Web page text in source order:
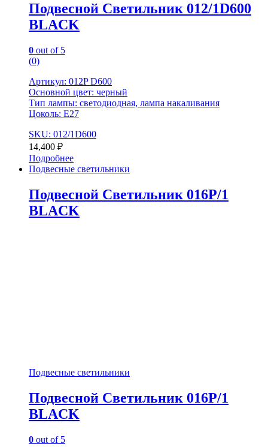
Подвесной Светильник 012/1D600
BLACK
0 out of 5
(0)
Артикул: 012P D600
Основной цвет: черный
Тип лампы: светодиодная, лампа накаливания
Цоколь: E27
SKU: 012/1D600
14,400 ₽
Подробнее
Подвесные светильники
Подвесной Светильник 016P/1
BLACK
Подвесные светильники
Подвесной Светильник 016P/1
BLACK
0 out of 5